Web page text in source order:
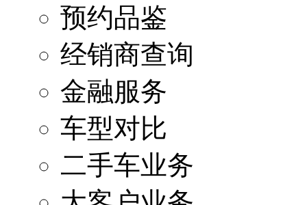
预约品鉴
经销商查询
金融服务
车型对比
二手车业务